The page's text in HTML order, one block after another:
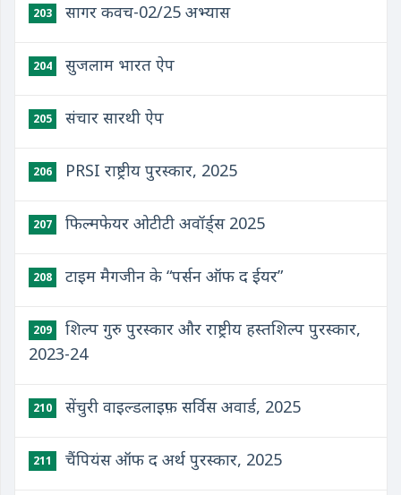
203 सागर कवच-02/25 अभ्यास
204 सुजलाम भारत ऐप
205 संचार सारथी ऐप
206 PRSI राष्ट्रीय पुरस्कार, 2025
207 फिल्मफेयर ओटीटी अवॉर्ड्स 2025
208 टाइम मैगजीन के “पर्सन ऑफ द ईयर”
209
शिल्प गुरु पुरस्कार और राष्ट्रीय हस्तशिल्प पुरस्कार,
2023-24
210 सेंचुरी वाइल्डलाइफ़ सर्विस अवार्ड, 2025
211 चैंपियंस ऑफ द अर्थ पुरस्कार, 2025